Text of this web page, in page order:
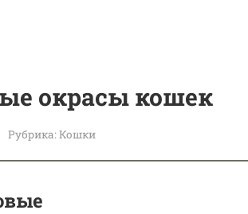
окрасы кошек
Рубрика:Кошки